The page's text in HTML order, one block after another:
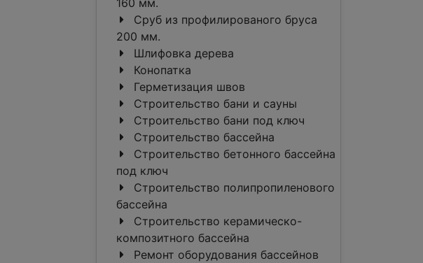
Сруб из профилированого бруса
200 мм.
Шлифовка дерева
Конопатка
Герметизация швов
Строительство бани и сауны
Строительство бани под ключ
Строительство бассейна
Cтроительство бетонного бассейна
под ключ
Строительство полипропиленового
бассейна
Строительство керамическо-
композитного бассейна
Ремонт оборудования бассейнов